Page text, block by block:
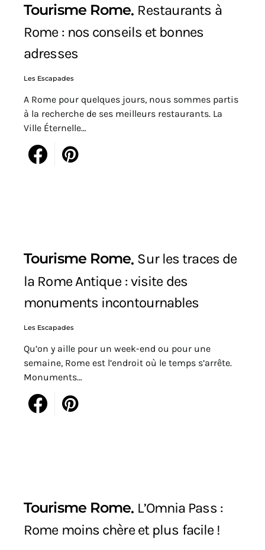
Tourisme Rome Restaurants à
Rome : nos conseils et bonnes
adresses
Les Escapades
A Rome pour quelques jours, nous sommes partis
à la recherche de ses meilleurs restaurants. La
Ville Éternelle…
Tourisme Rome Sur les traces de
la Rome Antique : visite des
monuments incontournables
Les Escapades
Qu’on y aille pour un week-end ou pour une
semaine, Rome est l’endroit où le temps s’arrête.
Monuments…
Tourisme Rome L’Omnia Pass :
Rome moins chère et plus facile !